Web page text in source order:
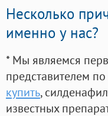
Несколько
именно у нас?
* Мы являемся
представителем
купить,
известных